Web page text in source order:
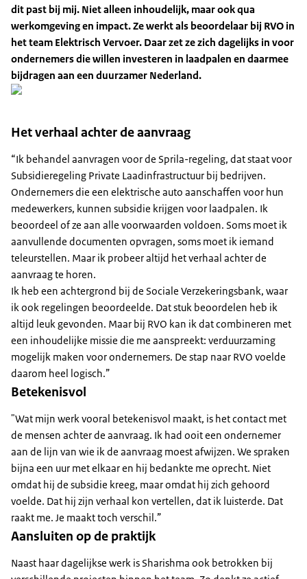
dit past bij mij. Niet alleen inhoudelijk, maar ook qua
werkomgeving en impact. Ze werkt als beoordelaar bij RVO in
het team Elektrisch Vervoer. Daar zet ze zich dagelijks in voor
ondernemers die willen investeren in laadpalen en daarmee
bijdragen aan een duurzamer Nederland.
Het verhaal achter de aanvraag
“Ik behandel aanvragen voor de Sprila-regeling, dat staat voor
Subsidieregeling Private Laadinfrastructuur bij bedrijven.
Ondernemers die een elektrische auto aanschaffen voor hun
medewerkers, kunnen subsidie krijgen voor laadpalen. Ik
beoordeel of ze aan alle voorwaarden voldoen. Soms moet ik
aanvullende documenten opvragen, soms moet ik iemand
teleurstellen. Maar ik probeer altijd het verhaal achter de
aanvraag te horen.
Ik heb een achtergrond bij de Sociale Verzekeringsbank, waar
ik ook regelingen beoordeelde. Dat stuk beoordelen heb ik
altijd leuk gevonden. Maar bij RVO kan ik dat combineren met
een inhoudelijke missie die me aanspreekt: verduurzaming
mogelijk maken voor ondernemers. De stap naar RVO voelde
daarom heel logisch.”
Betekenisvol
"Wat mijn werk vooral betekenisvol maakt, is het contact met
de mensen achter de aanvraag. Ik had ooit een ondernemer
aan de lijn van wie ik de aanvraag moest afwijzen. We spraken
bijna een uur met elkaar en hij bedankte me oprecht. Niet
omdat hij de subsidie kreeg, maar omdat hij zich gehoord
voelde. Dat hij zijn verhaal kon vertellen, dat ik luisterde. Dat
raakt me. Je maakt toch verschil.”
Aansluiten op de praktijk
Naast haar dagelijkse werk is Sharishma ook betrokken bij